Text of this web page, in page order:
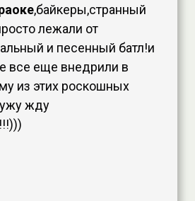
,байкеры,странный
лежали от
и песенный батл!и
все еще внедрили в
из этих роскошных
жду